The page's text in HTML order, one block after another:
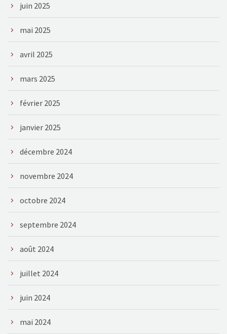
juin 2025
mai 2025
avril 2025
mars 2025
février 2025
janvier 2025
décembre 2024
novembre 2024
octobre 2024
septembre 2024
août 2024
juillet 2024
juin 2024
mai 2024